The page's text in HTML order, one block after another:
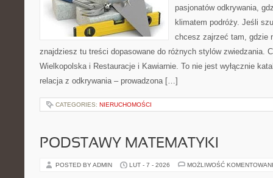
pasjonatów odkrywania,
klimatem podróży. Jeśli
chcesz zajrzeć tam, gdzie
znajdziesz tu treści dopasowane do różnych stylów zwiedzania.
Wielkopolska i Restauracje i Kawiarnie. To nie jest wyłącznie
relacja z odkrywania – prowadzona […]
CATEGORIES: NIERUCHOMOŚCI
PODSTAWY MATEMATYKI
POSTED BY ADMIN LUT - 7 - 2026 MOŻLIWOŚĆ